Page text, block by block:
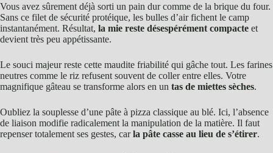
Vous avez sûrement déjà sorti un pain dur comme de la brique du four.
Sans ce filet de sécurité protéique, les bulles d’air fichent le camp
instantanément. Résultat, la mie reste désespérément compacte et
devient très peu appétissante.
Le souci majeur reste cette maudite friabilité qui gâche tout. Les farines
neutres comme le riz refusent souvent de coller entre elles. Votre
magnifique gâteau se transforme alors en un tas de miettes sèches.
Oubliez la souplesse d’une pâte à pizza classique au blé. Ici, l’absence
de liaison modifie radicalement la manipulation de la matière. Il faut
repenser totalement ses gestes, carla pâte casse au lieu de s’étirer.